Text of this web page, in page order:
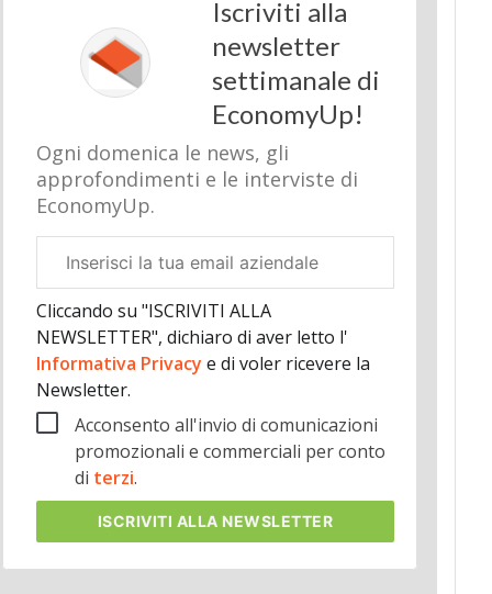
Iscriviti alla
newsletter
settimanale di
EconomyUp!
Ogni domenica le news, gli
approfondimenti e le interviste di
EconomyUp.
aziendale
Cliccando su "ISCRIVITI ALLA
NEWSLETTER", dichiaro di aver letto l'
Informativa Privacy e di voler ricevere la
Newsletter.
Acconsento all'invio di comunicazioni
promozionali e commerciali per conto
di terzi.
ISCRIVITI ALLA NEWSLETTER